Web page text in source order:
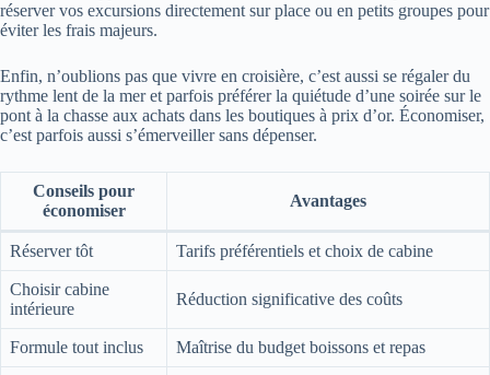
réserver vos excursions directement sur place ou en petits groupes pour
éviter les frais majeurs.
Enfin, n’oublions pas que vivre en croisière, c’est aussi se régaler du
rythme lent de la mer et parfois préférer la quiétude d’une soirée sur le
pont à la chasse aux achats dans les boutiques à prix d’or. Économiser,
c’est parfois aussi s’émerveiller sans dépenser.
Conseils pour
économiser
Avantages
Réserver tôt Tarifs préférentiels et choix de cabine
Choisir cabine
intérieure
Réduction significative des coûts
Formule tout inclus Maîtrise du budget boissons et repas